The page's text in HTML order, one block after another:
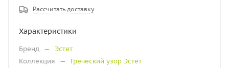
Рассчитать доставку
Характеристики
Бренд —
Эстет
Коллекция
—
Греческий узор Эстет